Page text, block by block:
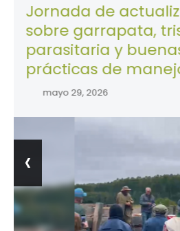
de actualización
garrapata, tristeza
y buenas
de manejo
mayo 29, 2026
‹